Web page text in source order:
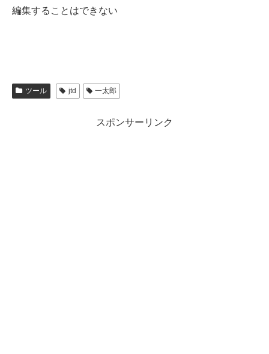
編集することはできない
ツール jtd 一太郎
スポンサーリンク